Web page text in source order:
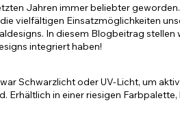
Jahren immer beliebter
vielfältigen Einsatzmöglichkeiten
In diesem Blogbeitrag
integriert haben!
Schwarzlicht oder UV-Licht, um
Erhältlich in einer riesigen